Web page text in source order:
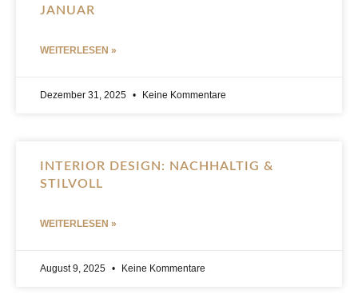
JANUAR
WEITERLESEN »
Dezember 31, 2025 Keine Kommentare
INTERIOR DESIGN: NACHHALTIG &
STILVOLL
WEITERLESEN »
August 9, 2025 Keine Kommentare